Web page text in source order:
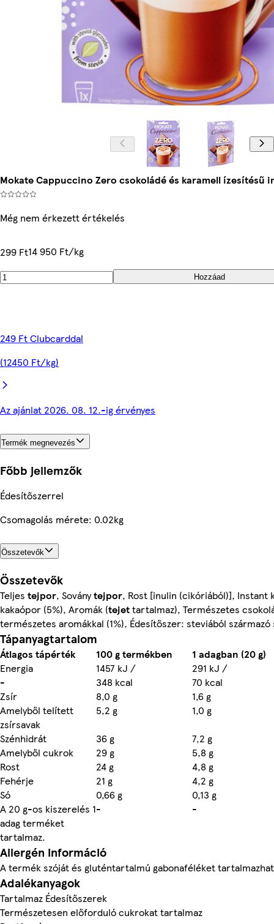
Mokate Cappuccino Zero csokoládé és karamell ízesítésű
Még nem érkezett értékelés
299 Ft14 950 Ft/kg
Hozzáad
249 Ft Clubcarddal
(12450 Ft/kg)
Az ajánlat 2026. 08. 12.-ig érvényes
Termék megnevezés
Főbb jellemzők
Édesítőszerrel
Csomagolás mérete: 0.02kg
Összetevők
Összetevők
Teljes tejpor, Soványtejpor, Rost [inulin (cikóriából)], Instant
kakaópor (5%), Aromák (tejettartalmaz), Természetes
természetes aromákkal (1%), Édesítőszer: steviából
Tápanyagtartalom
Átlagos tápérték 100 g termékben
1 adagban (20 g)
Energia
1457 kJ /
291 kJ /
-
348 kcal
70 kcal
Zsír
8,0 g
1,6 g
Amelyből telített
zsírsavak
5,2 g
1,0 g
Szénhidrát
36 g
7,2 g
Amelyből cukrok
29 g
5,8 g
Rost
24 g
4,8 g
Fehérje
21 g
4,2 g
Só
0,66 g
0,13 g
A 20 g-os kiszerelés 1
adag terméket
tartalmaz.
- -
Allergén információ
A termék szóját és gluténtartalmú gabonaféléket
Adalékanyagok
Tartalmaz Édesítőszerek
Természetesen előforduló cukrokat tartalmaz